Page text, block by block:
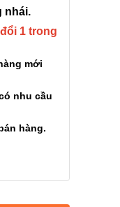
nhái.
1 trong
mới
nhu cầu
hàng.